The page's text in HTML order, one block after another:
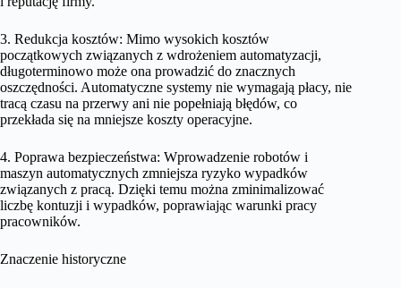
3. Redukcja kosztów: Mimo wysokich kosztów
początkowych związanych z wdrożeniem automatyzacji,
długoterminowo może ona prowadzić do znacznych
oszczędności. Automatyczne systemy nie wymagają płacy, nie
tracą czasu na przerwy ani nie popełniają błędów, co
przekłada się na mniejsze koszty operacyjne.
4. Poprawa bezpieczeństwa: Wprowadzenie robotów i
maszyn automatycznych zmniejsza ryzyko wypadków
związanych z pracą. Dzięki temu można zminimalizować
liczbę kontuzji i wypadków, poprawiając warunki pracy
pracowników.
Znaczenie historyczne